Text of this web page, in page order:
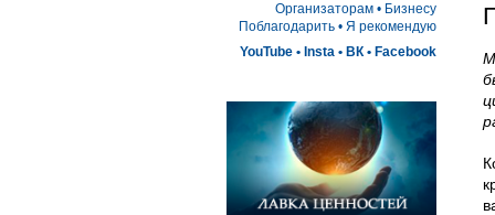
Организаторам • Бизнесу
Поблагодарить • Я рекомендую
YouTube • Insta • ВК • Facebook